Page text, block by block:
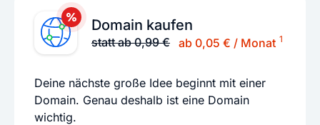
Domain kaufen
statt ab 0,99 € ab 0,05 € / Monat 1
Deine nächste große Idee beginnt mit einer
Domain. Genau deshalb ist eine Domain
wichtig.